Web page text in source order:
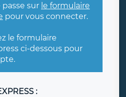
sur le formulaire
pour vous connecter.
le formulaire
ci-dessous pour
: